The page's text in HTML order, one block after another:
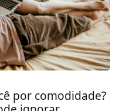
por comodidade?